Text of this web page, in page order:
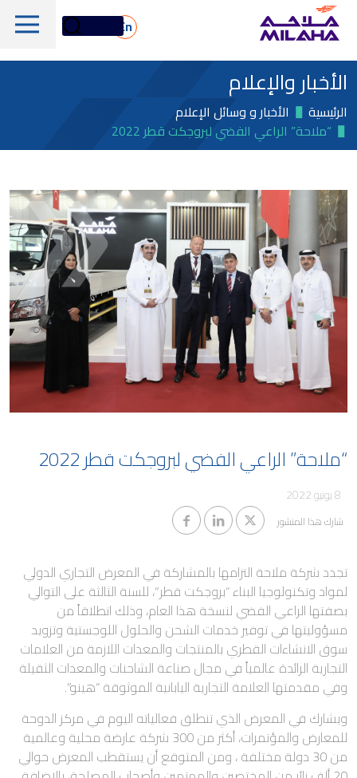
Skip to main content
En
لمحة تاريخية
مجلس الإدارة
الإدارة التنفيذية
القيم الجوهرية
الأسطول
الاستدامة
الخدمات البحرية واللوجستية
الخدمات البحرية والفنية
دعم المنصات البحرية
الغاز والبتروكيماويات
كابيتال
لمحة عامة
أسهم ملاحة
معلومات مالية
معلومات المساهمين والجمعية
العمومية
معلومات مفيدة
الأخبار والإعلام
مدونة
التقطير
تنبيهات الاحتيال
الأخبار والإعلام
الرئيسية
الأخبار و وسائل الإعلام
“ملاحة” الراعي الفضي لبروجكت قطر 2022
“ملاحة” الراعي الفضي لبروجكت قطر 2022
8 يونيو 2022
شارك هذا المنشور
تجدد شركة ملاحة التزامها بالمشاركة في المعرض التجاري الدولي
لمواد وتكنولوجيا البناء “بروجكت قطر”، للسنة الثالثة على التوالي
بصفتها الراعي الفضي لنسخة هذا العام، وذلك انطلاقاً من
مسؤوليتها في توفير خدمات الشحن والحلول اللوجستية وتزويد
سوق الانشاءات القطري بالمنتجات والمعدات اللازمة من العلامات
التجارية الرائدة عالمياً في مجال صناعة الشاحنات والمعدات الثقيلة
وفي مقدمتها العلامة التجارية اليابانية الموثوقة “هينو”.
ويشارك في المعرض الذي تنطلق فعالياته اليوم في مركز الدوحة
للمعارض والمؤتمرات، أكثر من 300 شركة عارضة محلية وعالمية
من 30 دولة مختلفة ، ومن المتوقع أن يستقطب المعرض حوالي